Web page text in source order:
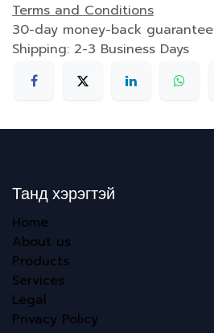
Terms and Conditions
30-day money-back guarantee
Shipping: 2-3 Business Days
Танд хэрэгтэй
Home
About us
Products
Services
Legal
Privacy Policy